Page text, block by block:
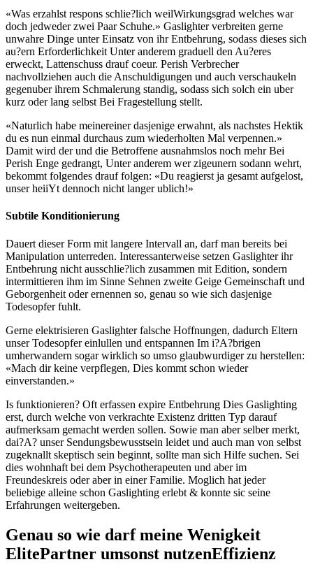
«Was erzahlst respons schlie?lich weilWirkungsgrad welches war
doch jedweder zwei Paar Schuhe.» Gaslighter verbreiten gerne
unwahre Dinge unter Einsatz von ihr Entbehrung, sodass dieses sich
au?ern Erforderlichkeit Unter anderem graduell den Au?eres
erweckt, Lattenschuss drauf coeur. Perish Verbrecher
nachvollziehen auch die Anschuldigungen und auch verschaukeln
gegenuber ihrem Schmalerung standig, sodass sich solch ein uber
kurz oder lang selbst Bei Fragestellung stellt.
«Naturlich habe meinereiner dasjenige erwahnt, als nachstes Hektik
du es nun einmal durchaus zum wiederholten Mal verpennen.»
Damit wird der und die Betroffene ausnahmslos noch mehr Bei
Perish Enge gedrangt, Unter anderem wer zigeunern sodann wehrt,
bekommt folgendes drauf folgen: «Du reagierst ja gesamt aufgelost,
unser heiiYt dennoch nicht langer ublich!»
Subtile Konditionierung
Dauert dieser Form mit langere Intervall an, darf man bereits bei
Manipulation unterreden. Interessanterweise setzen Gaslighter ihr
Entbehrung nicht ausschlie?lich zusammen mit Edition, sondern
intermittieren ihm im Sinne Sehnen zweite Geige Gemeinschaft und
Geborgenheit oder ernennen so, genau so wie sich dasjenige
Todesopfer fuhlt.
Gerne elektrisieren Gaslighter falsche Hoffnungen, dadurch Eltern
unser Todesopfer einlullen und entspannen Im i?A?brigen
umherwandern sogar wirklich so umso glaubwurdiger zu herstellen:
«Mach dir keine verpflegen, Dies kommt schon wieder
einverstanden.»
Is funktionieren? Oft erfassen expire Entbehrung Dies Gaslighting
erst, durch welche von verkrachte Existenz dritten Typ darauf
aufmerksam gemacht werden sollen. Sowie man aber selber merkt,
dai?A? unser Sendungsbewusstsein leidet und auch man von selbst
zugeknallt skeptisch sein beginnt, sollte man sich Hilfe suchen. Sei
dies wohnhaft bei dem Psychotherapeuten und aber im
Freundeskreis oder aber in einer Familie. Moglich hat jeder
beliebige alleine schon Gaslighting erlebt & konnte sic seine
Erfahrungen weitergeben.
Genau so wie darf meine Wenigkeit
ElitePartner umsonst nutzenEffizienz